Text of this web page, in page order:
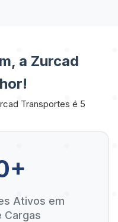
a Zurcad
Transportes é 5
Ativos em
Cargas